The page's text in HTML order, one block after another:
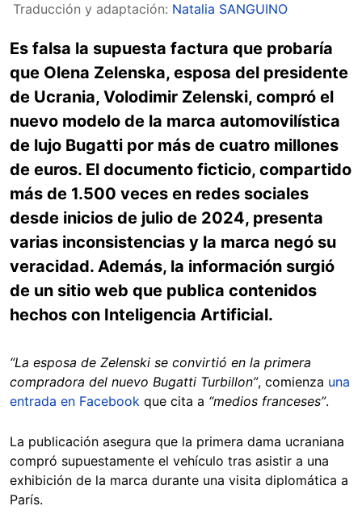
Traducción y adaptación: Natalia SANGUINO
Es falsa la supuesta factura que probaría
que Olena Zelenska, esposa del presidente
de Ucrania, Volodimir Zelenski, compró el
nuevo modelo de la marca automovilística
de lujo Bugatti por más de cuatro millones
de euros. El documento ficticio, compartido
más de 1.500 veces en redes sociales
desde inicios de julio de 2024, presenta
varias inconsistencias y la marca negó su
veracidad. Además, la información surgió
de un sitio web que publica contenidos
hechos con Inteligencia Artificial.
“La esposa de Zelenski se convirtió en la primera
compradora del nuevo Bugatti Turbillon”, comienza una
entrada en Facebook que cita a “medios franceses”.
La publicación asegura que la primera dama ucraniana
compró supuestamente el vehículo tras asistir a una
exhibición de la marca durante una visita diplomática a
París.